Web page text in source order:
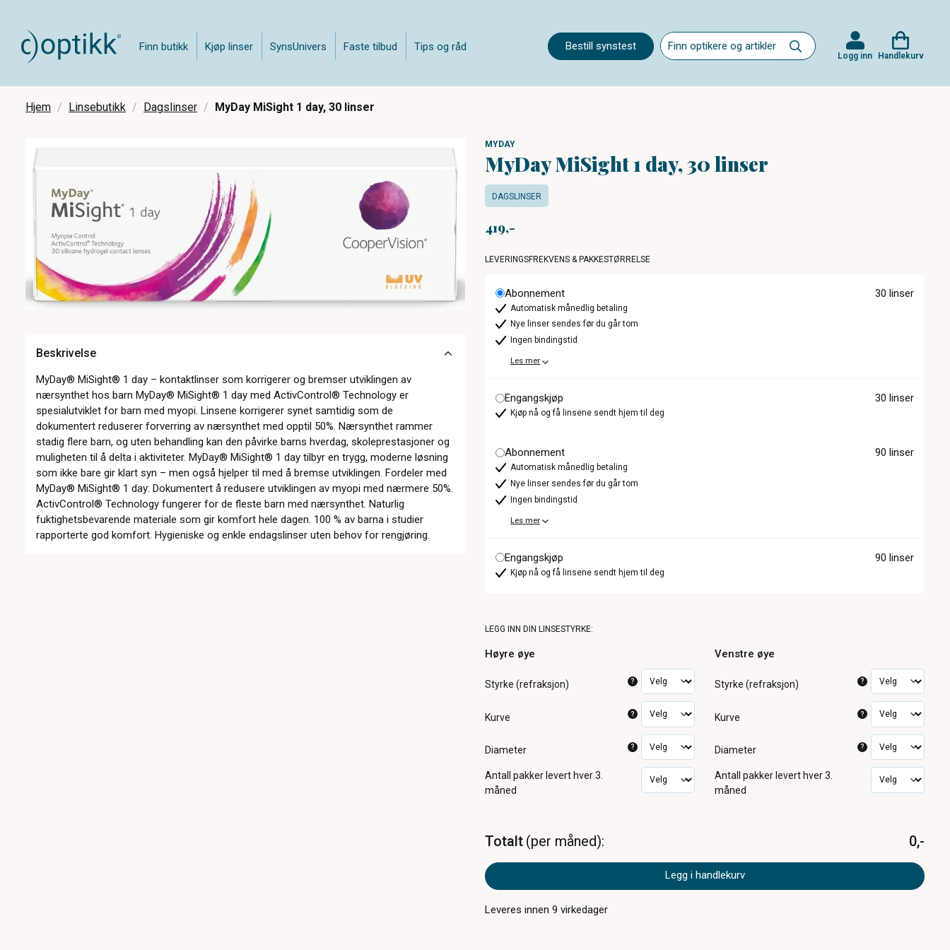
Bestill synstest
Finn butikk Kjøp linser SynsUnivers Faste tilbud Tips og råd
Logg inn Handlekurv
Hjem Linsebutikk Dagslinser MyDay MiSight 1 day, 30 linser
Beskrivelse
MyDay® MiSight® 1 day – kontaktlinser som korrigerer og bremser utviklingen av
nærsynthet hos barn MyDay® MiSight® 1 day med ActivControl® Technology er
spesialutviklet for barn med myopi. Linsene korrigerer synet samtidig som de
dokumentert reduserer forverring av nærsynthet med opptil 50%. Nærsynthet rammer
stadig flere barn, og uten behandling kan den påvirke barns hverdag, skoleprestasjoner og
muligheten til å delta i aktiviteter. MyDay® MiSight® 1 day tilbyr en trygg, moderne løsning
som ikke bare gir klart syn – men også hjelper til med å bremse utviklingen. Fordeler med
MyDay® MiSight® 1 day: Dokumentert å redusere utviklingen av myopi med nærmere 50%.
ActivControl® Technology fungerer for de fleste barn med nærsynthet. Naturlig
fuktighetsbevarende materiale som gir komfort hele dagen. 100 % av barna i studier
rapporterte god komfort. Hygieniske og enkle endagslinser uten behov for rengjøring.
MYDAY
MyDay MiSight 1 day, 30 linser
DAGSLINSER
419
LEVERINGSFREKVENS & PAKKESTØRRELSE
Abonnement 30 linser
Automatisk månedlig betaling
Nye linser sendes før du går tom
Ingen bindingstid
Les mer
Engangskjøp 30 linser
Kjøp nå og få linsene sendt hjem til deg
Abonnement 90 linser
Automatisk månedlig betaling
Nye linser sendes før du går tom
Ingen bindingstid
Les mer
Engangskjøp 90 linser
Kjøp nå og få linsene sendt hjem til deg
LEGG INN DIN LINSESTYRKE:
Høyre øye
Styrke (refraksjon) ?
Kurve ?
Diameter ?
Antall pakker levert hver 3.
måned
Venstre øye
Styrke (refraksjon) ?
Kurve ?
Diameter ?
Antall pakker levert hver 3.
måned
Totalt per måned 0,-
Legg i handlekurv
Leveres innen9 virkedager